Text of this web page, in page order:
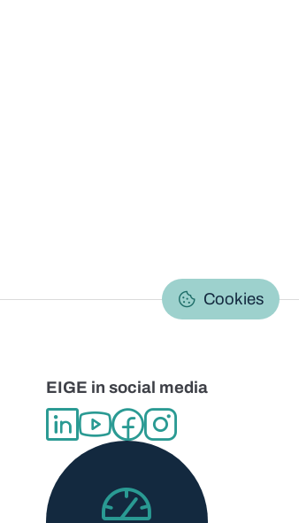
Cookies
EIGE in social media